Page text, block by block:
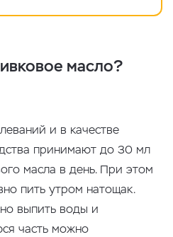
масло?
и в качестве
принимают до 30 мл
масла в день. При этом
пить утром натощак.
выпить воды и
часть можно